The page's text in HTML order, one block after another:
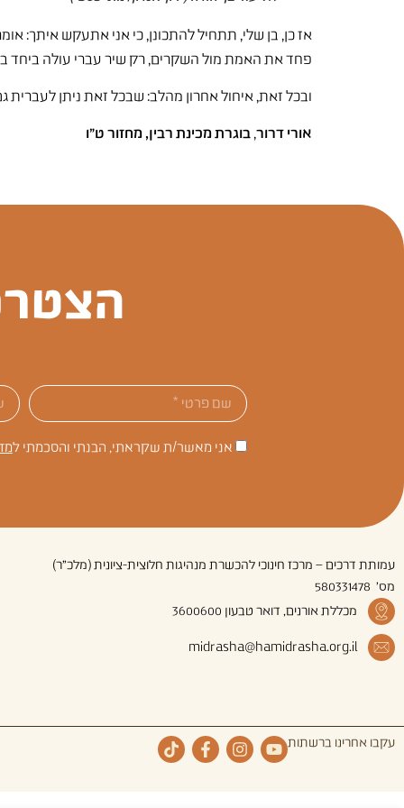
אז כן, בן שלי, תתחיל להתכונן, כי אני אתעקש איתך:
פחד את האמת מול השקרים, רק שיר עברי עולה ביחד
ובכל זאת, איחול אחרון מהלב: שבכל זאת ניתן
אורי דרור,בוגרת מכינת רבין, מחזור ט”ו
אני מאשר/ת שקראתי, הבנתי והסכמתי ל
עמותת דרכים – מרכז חינוכי להכשרת מנהיגות חלוצית-ציונית (מלכ"ר)
מס' 580331478
מכללת אורנים, דואר טבעון 3600600
midrasha@hamidrasha.org.il
עקבו אחרינו ברשתות